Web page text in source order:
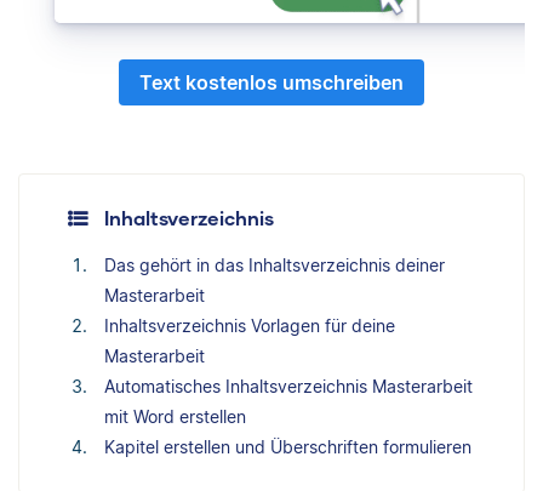
Text kostenlos umschreiben
Inhaltsverzeichnis
Das gehört in das Inhaltsverzeichnis deiner
Masterarbeit
Inhaltsverzeichnis Vorlagen für deine
Masterarbeit
Automatisches Inhaltsverzeichnis Masterarbeit
mit Word erstellen
Kapitel erstellen und Überschriften formulieren